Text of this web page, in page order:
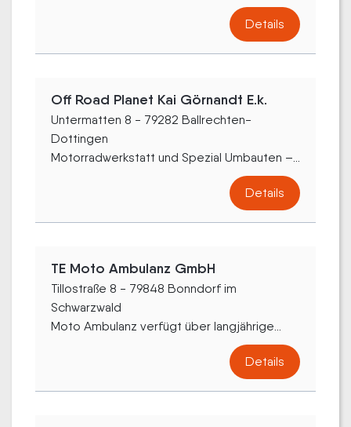
Details
Off Road Planet Kai Görnandt E.k.
Untermatten 8 - 79282 Ballrechten-
Dottingen
Motorradwerkstatt und Spezial Umbauten –...
Details
TE Moto Ambulanz GmbH
Tillostraße 8 - 79848 Bonndorf im
Schwarzwald
Moto Ambulanz verfügt über langjährige...
Details